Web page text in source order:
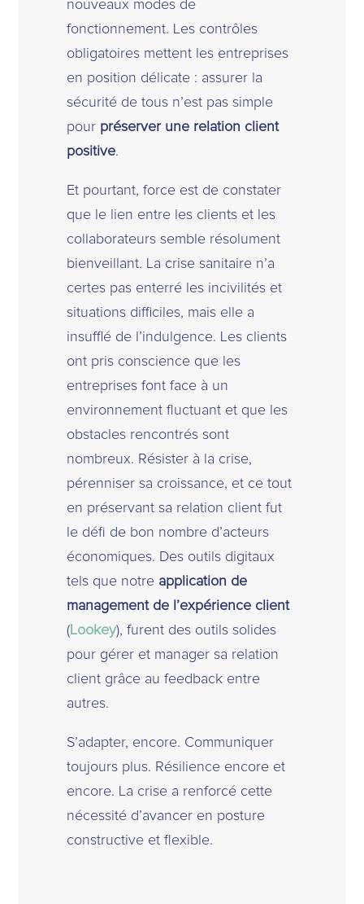
nouveaux modes de
fonctionnement. Les contrôles
obligatoires mettent les entreprises
en position délicate : assurer la
sécurité de tous n’est pas simple
pour préserver une relation client
positive.
Et pourtant, force est de constater
que le lien entre les clients et les
collaborateurs semble résolument
bienveillant. La crise sanitaire n’a
certes pas enterré les incivilités et
situations difficiles, mais elle a
insufflé de l’indulgence. Les clients
ont pris conscience que les
entreprises font face à un
environnement fluctuant et que les
obstacles rencontrés sont
nombreux. Résister à la crise,
pérenniser sa croissance, et ce tout
en préservant sa relation client fut
le défi de bon nombre d’acteurs
économiques. Des outils digitaux
tels que notre application de
management de l’expérience client
(Lookey), furent des outils solides
pour gérer et manager sa relation
client grâce au feedback entre
autres.
S’adapter, encore. Communiquer
toujours plus. Résilience encore et
encore. La crise a renforcé cette
nécessité d’avancer en posture
constructive et flexible.